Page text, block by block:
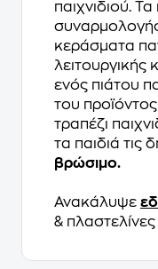
παιχνιδιού.
κεράσματα
λειτουργικής
ενός πιάτου
του
τραπέζι
τα παιδιά τις
βρώσιμο.
Ανακάλυψε
& πλαστελίνες